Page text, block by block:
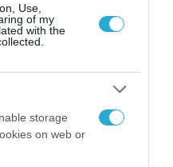
Use,
of my
with the
storage
on web or
σχεδιασμό του
έντονα μπορεί ένα
τη νέα γενιά.
ότι η Ελλάδα μπορεί
και να εξάγει
όφελος της Ευρώπης,